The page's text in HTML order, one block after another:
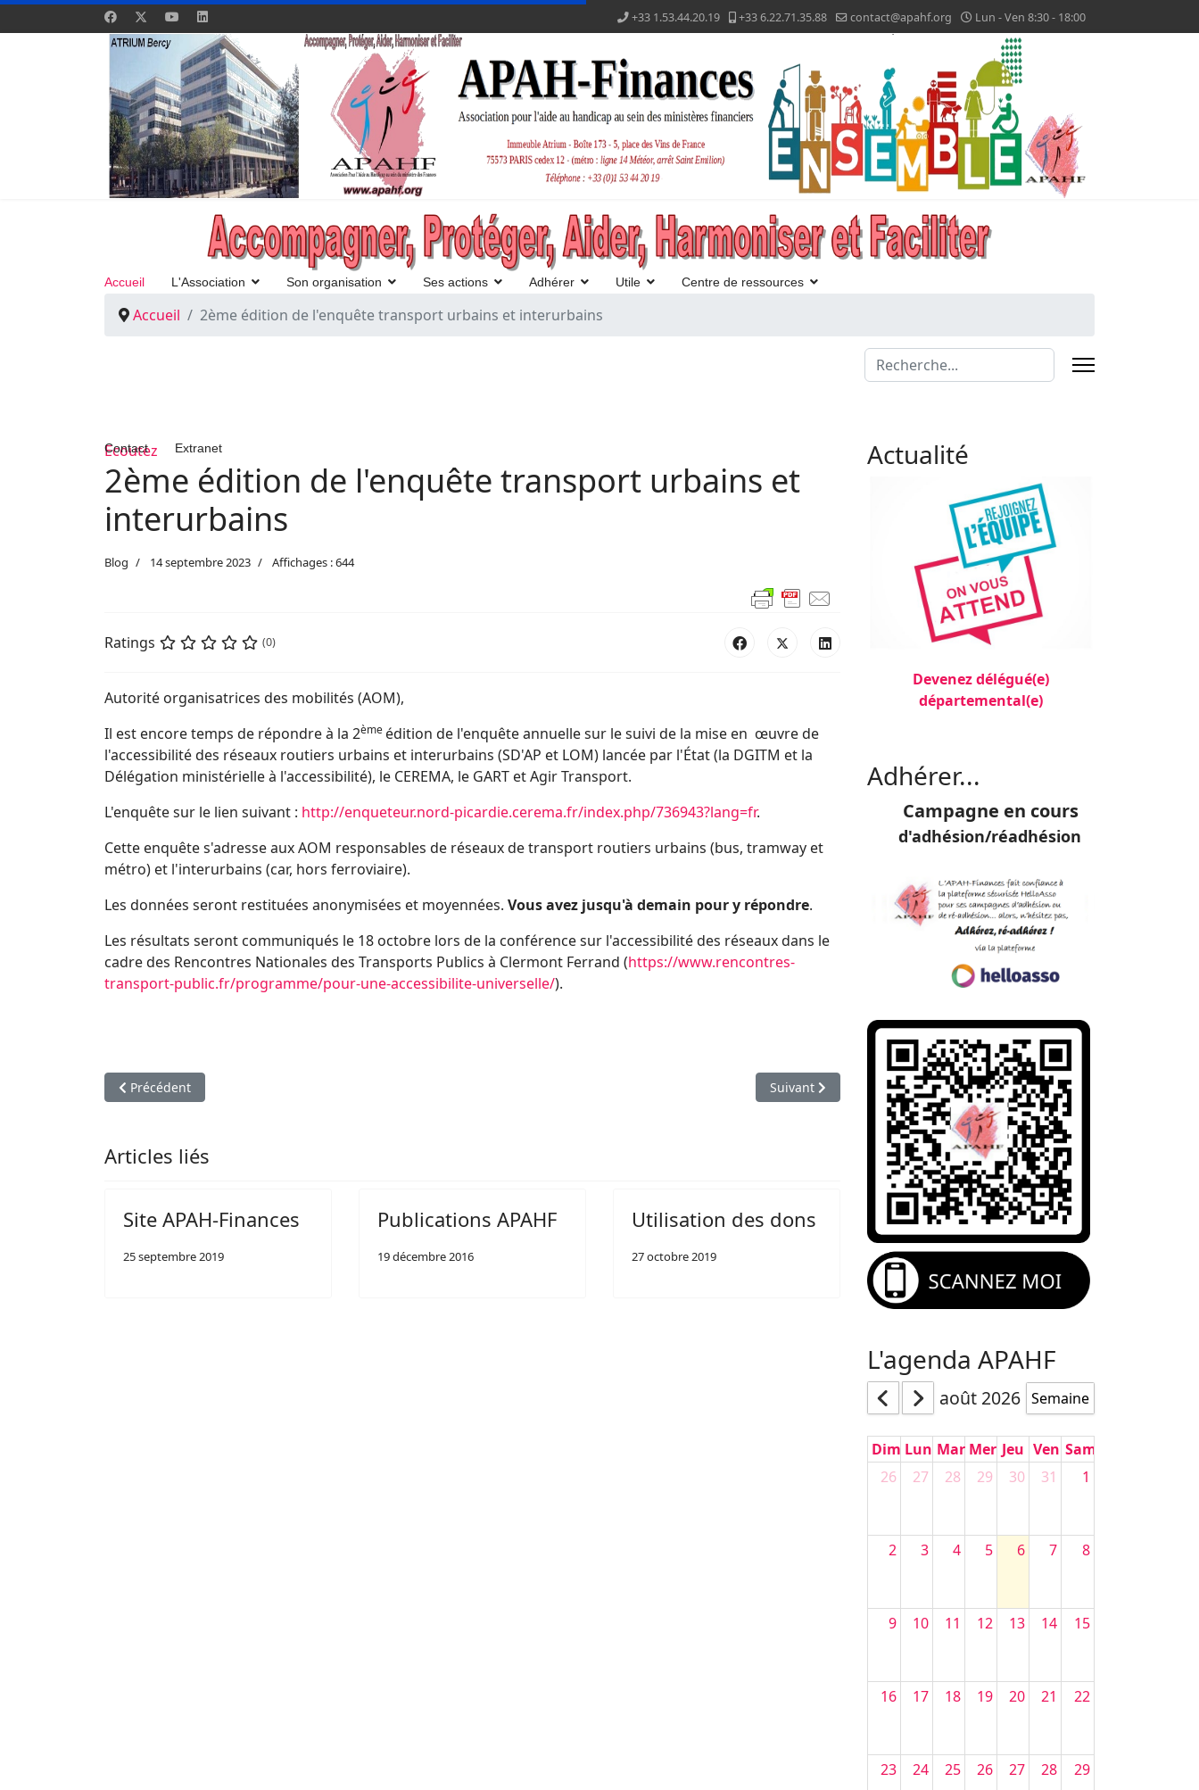
+33 1.53.44.20.19 +33 6.22.71.35.88 contact@apahf.org Lun - Ven 8:30 - 18:00
Accueil L'Association Son organisation Ses actions Adhérer Utile Centre de ressources
Contact Extranet
Valider
Accueil 2ème édition de l'enquête transport urbains et interurbains
Ecoutez
2ème édition de l'enquête transport urbains et
interurbains
Blog 14 septembre 2023 Affichages : 644
Ratings (0)
Autorité organisatrices des mobilités (AOM),
Il est encore temps de répondre à la 2ème édition de l'enquête annuelle sur le suivi de la mise en œuvre de
l'accessibilité des réseaux routiers urbains et interurbains (SD'AP et LOM) lancée par l'État (la DGITM et la
Délégation ministérielle à l'accessibilité), le CEREMA, le GART et Agir Transport.
L'enquête sur le lien suivant : http://enqueteur.nord-picardie.cerema.fr/index.php/736943?lang=fr.
Cette enquête s'adresse aux AOM responsables de réseaux de transport routiers urbains (bus, tramway et
métro) et l'interurbains (car, hors ferroviaire).
Les données seront restituées anonymisées et moyennées. Vous avez jusqu'à demain pour y répondre.
Les résultats seront communiqués le 18 octobre lors de la conférence sur l'accessibilité des réseaux dans le
cadre des Rencontres Nationales des Transports Publics à Clermont Ferrand (https://www.rencontres-
transport-public.fr/programme/pour-une-accessibilite-universelle/).
Article précédent : Lancement du GT sur la représentation des cheminements en voirie
Précédent Article suivant : Handicap et logements accessibles
Suivant
Articles liés
Site APAH-Finances
25 septembre 2019
Publications APAHF
19 décembre 2016
Utilisation des dons
27 octobre 2019
Actualité
Devenez délégué(e)
départemental(e)
Adhérer...
Campagne en cours
d'adhésion/réadhésion
L'agenda APAHF
août 2026 Semaine
Dim Lun Mar Mer Jeu Ven Sam
26
27 28 29 30 31 1
2 3 4 5 6 7 8
9 10 11 12 13 14 15
16 17 18 19 20 21 22
23 24 25 26 27 28 29